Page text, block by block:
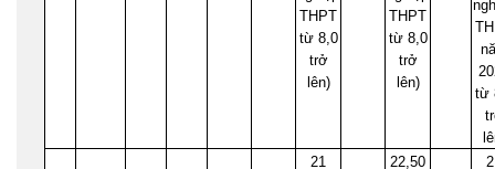
THPT
từ 8,0
trở
lên)
THPT
từ 8,0
trở
lên)
từ
21
22,50